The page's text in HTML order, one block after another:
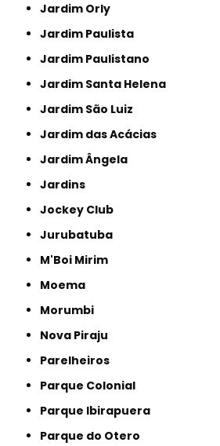
Jardim Orly
Jardim Paulista
Jardim Paulistano
Jardim Santa Helena
Jardim São Luiz
Jardim das Acácias
Jardim Ângela
Jardins
Jockey Club
Jurubatuba
M'Boi Mirim
Moema
Morumbi
Nova Piraju
Parelheiros
Parque Colonial
Parque Ibirapuera
Parque do Otero